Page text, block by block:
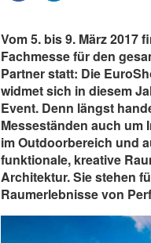
Vom 5. bis 9. März 2017
Fachmesse für den
Partner statt: Die
widmet sich in diesem
Event. Denn längst
Messeständen auch um
im Outdoorbereich und
funktionale, kreative
Architektur. Sie stehen
Raumerlebnisse von